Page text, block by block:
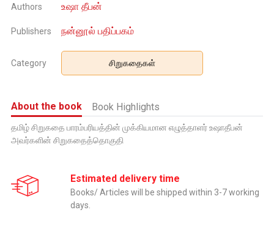
Authors உஷா தீபன்
Publishers நன்னூல் பதிப்பகம்
Category சிறுகதைகள்
About the book Book Highlights
தமிழ் சிறுகதை பாரம்பரியத்தின் முக்கியமான எழுத்தாளர் உஷாதீபன்
அவர்களின் சிறுகதைத்தொகுதி
Estimated delivery time
Books/ Articles will be shipped within 3-7 working
days.